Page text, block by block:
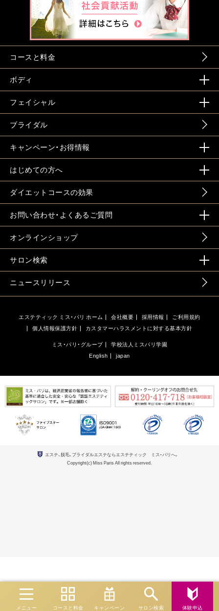
メニュー コースと料金 キャンペーン サロン検索 体験申込
コースと料金
ボディ
フェイシャル
ブライダル
キャンペーン・お得情報
はじめての方へ
ダイエットコースの効果
お問い合わせ・よくあるご質問
オンラインショップ
サロン検索
ニュースリリース
エステティック ミス・パリ ホーム 会社概要 採用情報
ご利用規約
個人情報保護方針
カスタマーハラスメントに対する基本方針
ミス・パリ・グループ
学校法人ミスパリ学園
English
japan
エステ、脱毛、ブライダルエステならエステティック ミス・パリへ。
Copyright(c) Miss Paris All rights reserved.